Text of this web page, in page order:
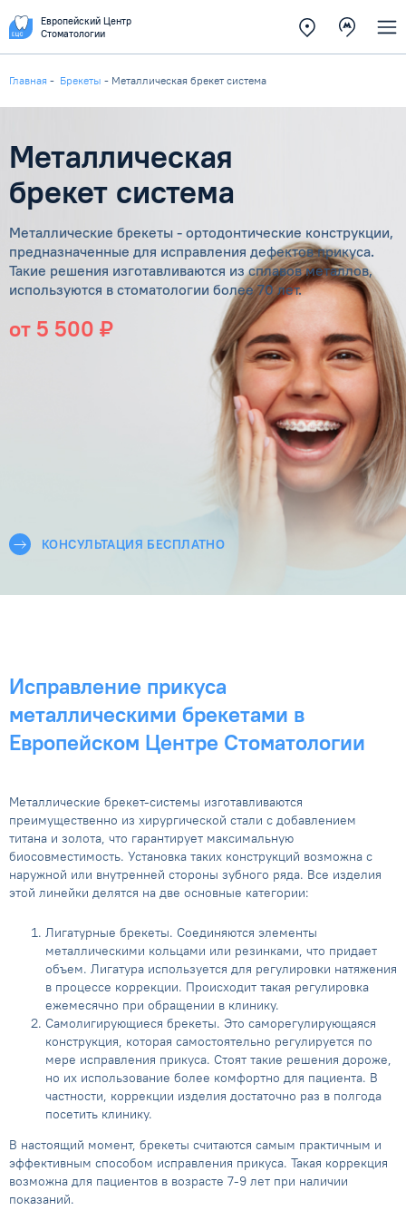
Европейский Центр
Стоматологии
Главная - Брекеты - Металлическая брекет система
Металлическая
брекет система
Металлические брекеты - ортодонтические конструкции,
предназначенные для исправления дефектов прикуса.
Такие решения изготавливаются из сплавов металлов,
используются в стоматологии более 70 лет.
от 5 500 ₽
КОНСУЛЬТАЦИЯ БЕСПЛАТНО
Исправление прикуса
металлическими брекетами в
Европейском Центре Стоматологии
Металлические брекет-системы изготавливаются
преимущественно из хирургической стали с добавлением
титана и золота, что гарантирует максимальную
биосовместимость. Установка таких конструкций возможна с
наружной или внутренней стороны зубного ряда. Все изделия
этой линейки делятся на две основные категории:
Лигатурные брекеты. Соединяются элементы
металлическими кольцами или резинками, что придает
объем. Лигатура используется для регулировки натяжения
в процессе коррекции. Происходит такая регулировка
ежемесячно при обращении в клинику.
Самолигирующиеся брекеты. Это саморегулирующаяся
конструкция, которая самостоятельно регулируется по
мере исправления прикуса. Стоят такие решения дороже,
но их использование более комфортно для пациента. В
частности, коррекции изделия достаточно раз в полгода
посетить клинику.
В настоящий момент, брекеты считаются самым практичным и
эффективным способом исправления прикуса. Такая коррекция
возможна для пациентов в возрасте 7-9 лет при наличии
показаний.